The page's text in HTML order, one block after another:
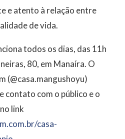
e atento à relação entre
de vida.
todos os dias, das 11h
80, em Manaíra. O
(@casa.mangushoyu)
contato com o público e o
link
casa-